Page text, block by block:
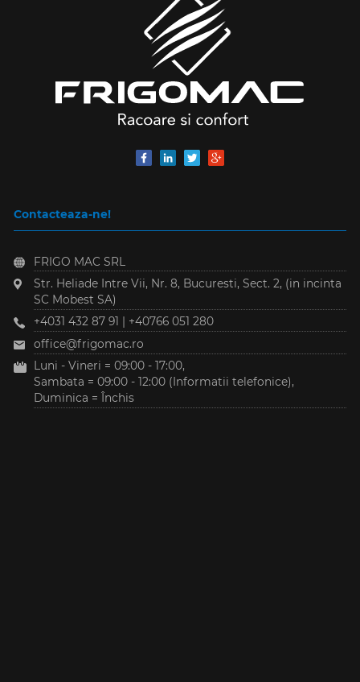
Contacteaza-ne!
FRIGO MAC SRL
Str. Heliade Intre Vii, Nr. 8, Bucuresti, Sect. 2, (in incinta
SC Mobest SA)
+4031 432 87 91
+40766 051 280
office@frigomac.ro
Luni - Vineri = 09:00 - 17:00,
Sambata = 09:00 - 12:00 (Informatii telefonice),
Duminica = Închis